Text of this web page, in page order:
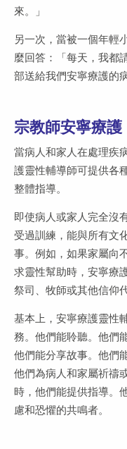
來。」
另一次，當被一個年輕
麼回答：「每天，我都
部送給我們安寧療護的
宗教師安寧療
當病人和家人在處理疾
護靈性輔導師可提供各
整體指導。
即使病人或家人完全沒
受過訓練，能與所有文
事。例如，如果家屬向
求靈性幫助時，安寧療
祭司、牧師或其他信仰
基本上，安寧療護靈性
務。他們能聆聽。他們
他們能分享故事。他們
他們為病人和家屬祈禱
時，他們能提供指導。
慮和恐懼的共鳴者。